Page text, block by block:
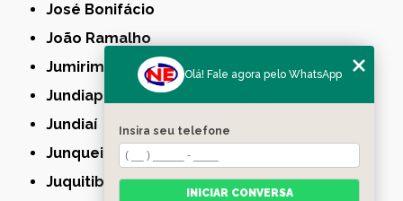
José Bonifácio
João Ramalho
Jumirim
Jundiapeba
Jundiaí
Junqueirópolis
Juquitiba
Olá! Fale agora pelo WhatsApp
Insira seu telefone
INICIAR CONVERSA